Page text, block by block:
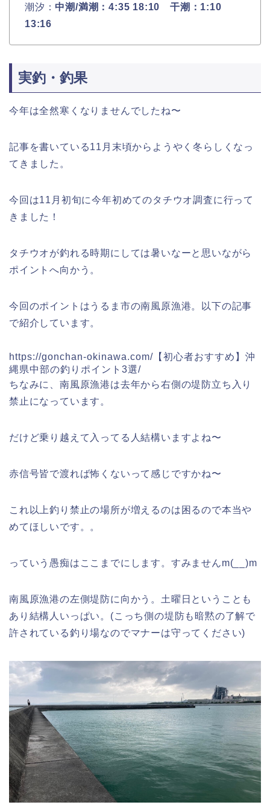
潮汐： 中潮/満潮：4:35 18:10 干潮： 1:10
13:16
実釣・釣果
今年は全然寒くなりませんでしたね〜
記事を書いている11月末頃からようやく冬らしくなっ
てきました。
今回は11月初旬に今年初めてのタチウオ調査に行って
きました！
タチウオが釣れる時期にしては暑いなーと思いながら
ポイントへ向かう。
今回のポイントはうるま市の南風原漁港。以下の記事
で紹介しています。
https://gonchan-okinawa.com/【初心者おすすめ】沖
縄県中部の釣りポイント3選/
ちなみに、南風原漁港は去年から右側の堤防立ち入り
禁止になっています。
だけど乗り越えて入ってる人結構いますよね〜
赤信号皆で渡れば怖くないって感じですかね〜
これ以上釣り禁止の場所が増えるのは困るので本当や
めてほしいです。。
っていう愚痴はここまでにします。すみませんm(__)m
南風原漁港の左側堤防に向かう。土曜日ということも
あり結構人いっぱい。(こっち側の堤防も暗黙の了解で
許されている釣り場なのでマナーは守ってください)